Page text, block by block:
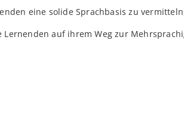
eine solide Sprachbasis zu
auf ihrem Weg zur